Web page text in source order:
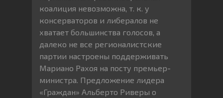
коалиция невозможна, т. к. у
консерваторов и либералов не
хватает большинства голосов, а
далеко не все регионалистские
партии настроены поддерживать
Мариано Рахоя на посту премьер-
министра. Предложение лидера
«Граждан» Альберто Риверы о